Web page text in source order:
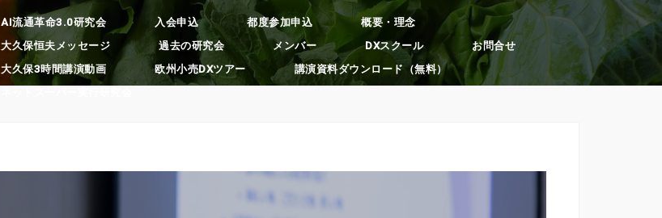
AI流通革命3.0研究会 入会申込 都度参加申込
概要・理念
大久保恒夫メッセージ
過去の研究会 メンバー DXスクール
お問合せ
大久保3時間講演動画
欧州小売DXツアー
講演資料ダウンロード（無料）